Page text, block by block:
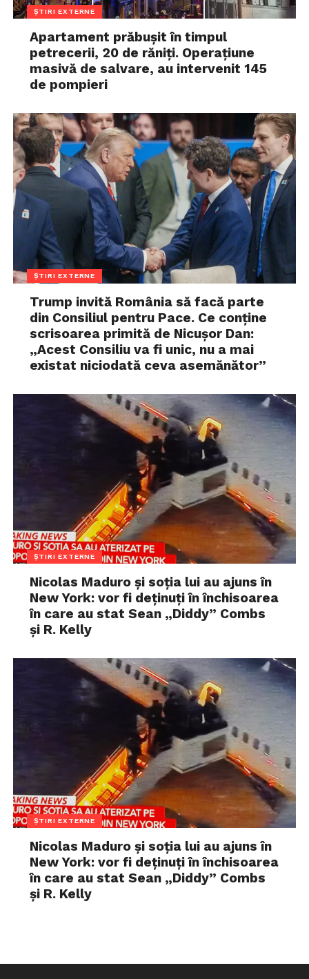
ȘTIRI EXTERNE
Apartament prăbușit în timpul
petrecerii, 20 de răniți. Operațiune
masivă de salvare, au intervenit 145
de pompieri
ȘTIRI EXTERNE
Trump invită România să facă parte
din Consiliul pentru Pace. Ce conține
scrisoarea primită de Nicușor Dan:
„Acest Consiliu va fi unic, nu a mai
existat niciodată ceva asemănător”
ȘTIRI EXTERNE
Nicolas Maduro și soția lui au ajuns în
New York: vor fi deținuți în închisoarea
în care au stat Sean „Diddy” Combs
și R. Kelly
ȘTIRI EXTERNE
Nicolas Maduro și soția lui au ajuns în
New York: vor fi deținuți în închisoarea
în care au stat Sean „Diddy” Combs
și R. Kelly